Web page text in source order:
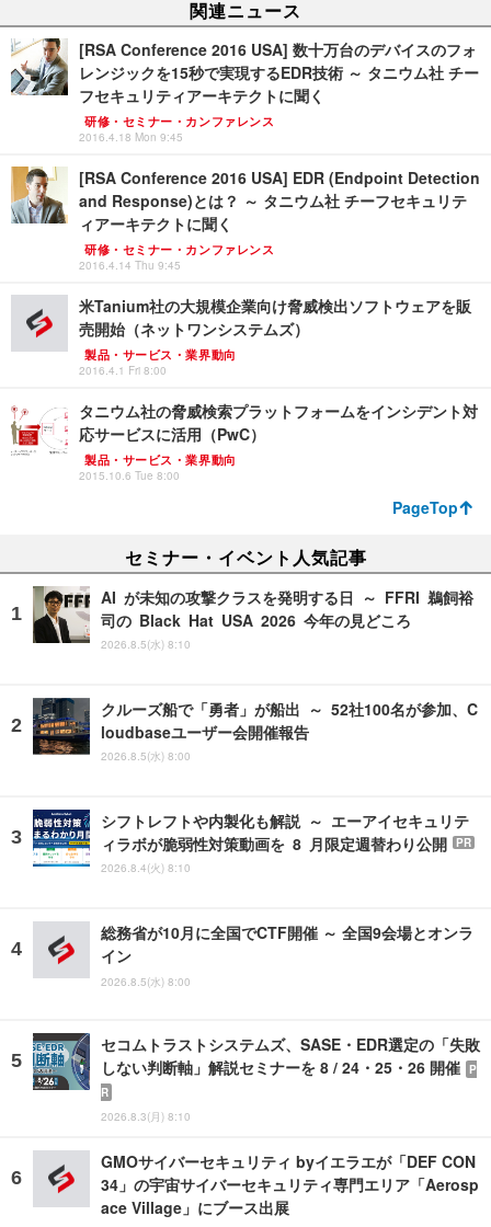
関連ニュース
[RSA Conference 2016 USA] 数十万台のデバイスのフォ
レンジックを15秒で実現するEDR技術 ～ タニウム社 チー
フセキュリティアーキテクトに聞く
研修・セミナー・カンファレンス
2016.4.18 Mon 9:45
[RSA Conference 2016 USA] EDR (Endpoint Detection
and Response)とは？ ～ タニウム社 チーフセキュリテ
ィアーキテクトに聞く
研修・セミナー・カンファレンス
2016.4.14 Thu 9:45
米Tanium社の大規模企業向け脅威検出ソフトウェアを販
売開始（ネットワンシステムズ）
製品・サービス・業界動向
2016.4.1 Fri 8:00
タニウム社の脅威検索プラットフォームをインシデント対
応サービスに活用（PwC）
製品・サービス・業界動向
2015.10.6 Tue 8:00
PageTop
セミナー・イベント人気記事
AI が未知の攻撃クラスを発明する日 ～ FFRI 鵜飼裕
司の Black Hat USA 2026 今年の見どころ
2026.8.5(水) 8:10
クルーズ船で「勇者」が船出 ～ 52社100名が参加、C
loudbaseユーザー会開催報告
2026.8.5(水) 8:00
シフトレフトや内製化も解説 ～ エーアイセキュリテ
ィラボが脆弱性対策動画を 8 月限定週替わり公開
PR
2026.8.4(火) 8:10
総務省が10月に全国でCTF開催 ～ 全国9会場とオンラ
イン
2026.8.5(水) 8:00
セコムトラストシステムズ、SASE・EDR選定の「失敗
しない判断軸」解説セミナーを 8 / 24・25・26 開催 P
R
2026.8.3(月) 8:10
GMOサイバーセキュリティ byイエラエが「DEF CON
34」の宇宙サイバーセキュリティ専門エリア「Aerosp
ace Village」にブース出展